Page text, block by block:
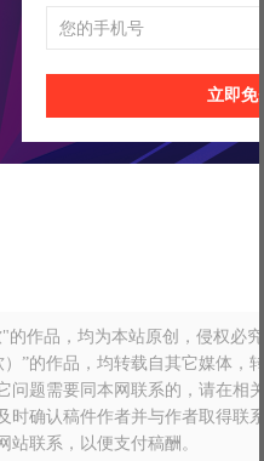
立即免
作品，均为本站原创，侵权必
”的作品，均转载自其它媒体
问题需要同本网联系的，请在相
时确认稿件作者并与作者取得
站联系，以便支付稿酬。